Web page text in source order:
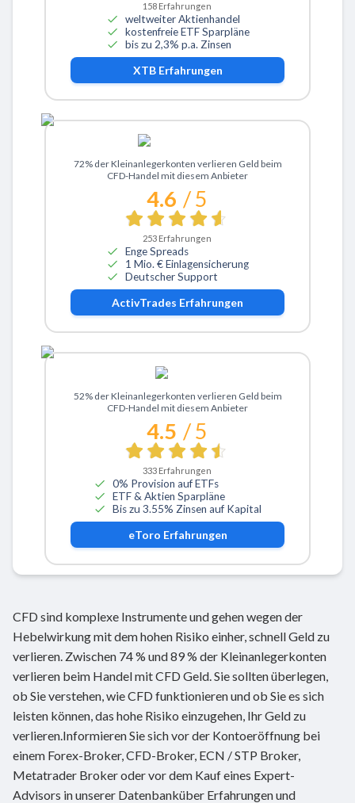
158 Erfahrungen
weltweiter Aktienhandel
kostenfreie ETF Sparpläne
bis zu 2,3% p.a. Zinsen
XTBErfahrungen
Zu ActivTrades
72% der Kleinanlegerkonten verlieren Geld beim
CFD-Handel mit diesem Anbieter
4.6 / 5
253 Erfahrungen
Enge Spreads
1 Mio. € Einlagensicherung
Deutscher Support
ActivTrades Erfahrungen
Zu eToro
52% der Kleinanlegerkonten verlieren Geld beim
CFD-Handel mit diesem Anbieter
4.5 / 5
333 Erfahrungen
0% Provision auf ETFs
ETF & Aktien Sparpläne
Bis zu 3.55% Zinsen auf Kapital
eToro Erfahrungen
CFD sind komplexe Instrumente und gehen wegen der
Hebelwirkung mit dem hohen Risiko einher, schnell Geld zu
verlieren. Zwischen 74 % und 89 % der Kleinanlegerkonten
verlieren beim Handel mit CFD Geld. Sie sollten überlegen,
ob Sie verstehen, wie CFD funktionieren und ob Sie es sich
leisten können, das hohe Risiko einzugehen, Ihr Geld zu
verlieren.Informieren Sie sich vor der Kontoeröffnung bei
einem Forex-Broker, CFD-Broker, ECN / STP Broker,
Metatrader Broker oder vor dem Kauf eines Expert-
Advisors in unserer Datenbanküber Erfahrungen und